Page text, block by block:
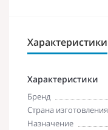
Характеристики
Характеристики
Бренд
Страна изготовления
Назначение